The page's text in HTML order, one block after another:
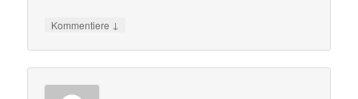
Kommentiere ↓